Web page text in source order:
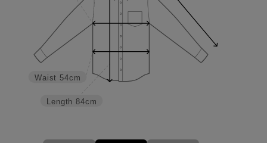
Length 84cm
Waist 54cm